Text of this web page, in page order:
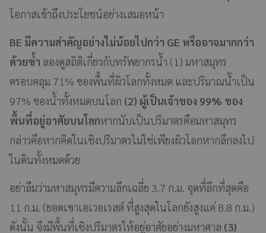
โอกาสเข้าถึงประโยชน์อย่างเสมอหน้า
BE มีความสำคัญอย่างไม่น้อยไปกว่า GE หรืออาจมากกว่า
ด้วยซ้ำ ลองดูสถิติเกี่ยวกับทรัพยากรน้ำ (1) มหาสมุทร
ครอบคลุม 71% ของพื้นที่ผิวโลกทั้งหมด และปริมาณน้ำเป็น
97% ของน้ำทั้งหมดบนโลก (2) ผู้เป็นเจ้าของ 99% ของ
พื้นที่อยู่อาศัยบนโลกหากนับเป็นปริมาตรคือมหาสมุทร
กล่าวคือหากคิดในเชิงปริมาตรไม่ใช่เพียงผิวโลกหากลึกลงไป
ในดินทั้งหมดด้วย
อย่าลืมว่ามหาสมุทรมีความลึกเฉลี่ย 3.7 ก.ม. จุดที่ลึกที่สุดคือ
11 ก.ม. (ยอดเขาเอเวอเรสต์ ที่สูงสุดในโลกยังสูงแค่ 8.8 ก.ม.)
ดังนั้น จึงมีพื้นที่เชิงปริมาตรให้อยู่อาศัยอย่างมหาศาล (3)